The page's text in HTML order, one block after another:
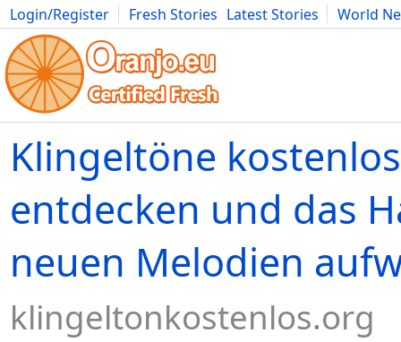
Login/Register Fresh Stories Latest Stories
World
Movies Anime Music Art Cars Advice Science
Klingeltöne kostenlos
entdecken und das
neuen Melodien
klingeltonkostenlos.org